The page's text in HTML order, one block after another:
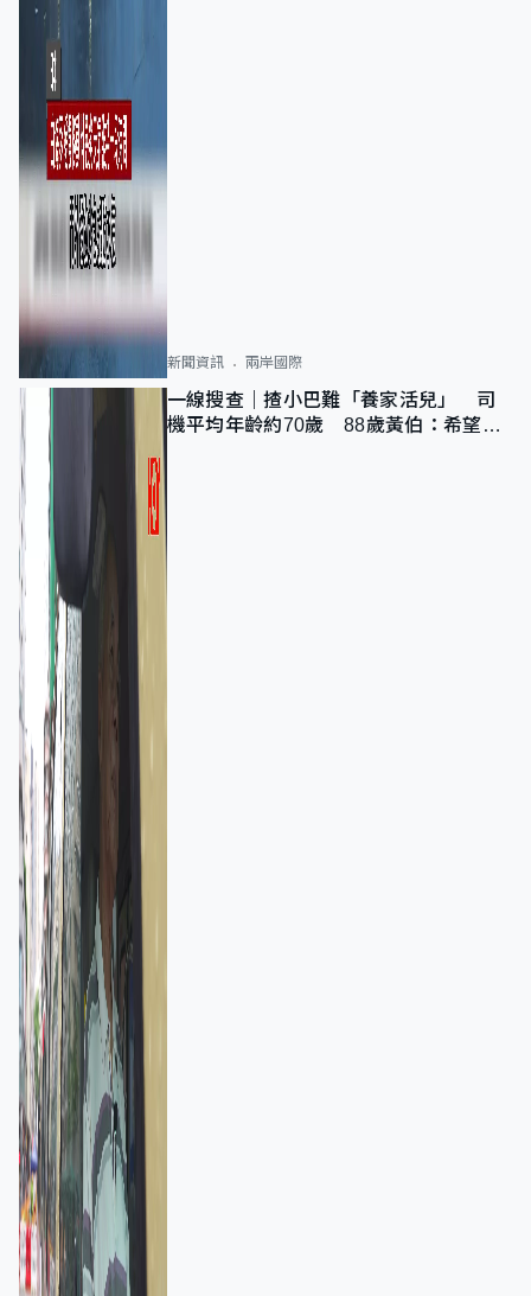
新聞資訊 兩岸國際
一線搜查｜揸小巴難「養家活兒」 司
機平均年齡約70歲 88歲黃伯：希望一